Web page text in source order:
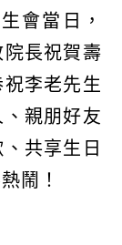
會當日，
長祝賀壽
李老先生
親朋好友
共享生日
鬧！